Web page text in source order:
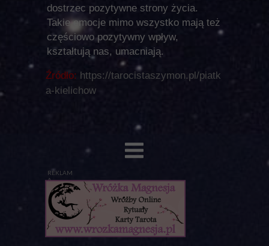
REKLAM
A
Źródło: https://tarocistaszymon.pl/piatk
a-kielichow
dostrzec pozytywne strony życia.
Takie emocje mimo wszystko mają też
częściowo pozytywny wpływ,
kształtują nas, umacniają.